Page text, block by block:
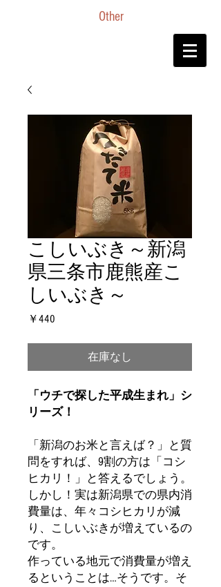
Other
こしいぶき～新潟
県三条市鹿熊産こ
しいぶき～
￥440
在庫なし
「ウチで探した平成生まれ」シ
リーズ！
「新潟のお米と言えば？」と質
問をすれば、9割の方は「コシ
ヒカリ！」と答えるでしょう。
しかし！実は新潟県での県内消
費量は、年々コシヒカリが減
り、こしいぶきが増えているの
です。
作っている地元で消費量が増え
るということは…そうです。そ